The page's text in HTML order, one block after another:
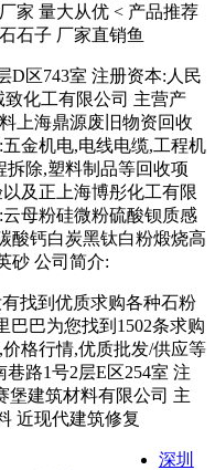
家 量大从优 < 产品推荐
石子 厂家直销鱼
D区743室 注册资本:人民
化工有限公司 主营产
上海鼎源废旧物资回收
金机电,电线电缆,工程机
拆除,塑料制品等回收项
及正上海博彤化工有限
母粉硅微粉硫酸钡质感
酸钙白炭黑钛白粉煅烧高
砂 公司简介:
找到优质求购各种石粉
巴巴为您找到1502条求购
格行情,优质批发/供应等
路1号2层E区254室 注
堡建筑材料有限公司 主
近现代建筑修复
深圳